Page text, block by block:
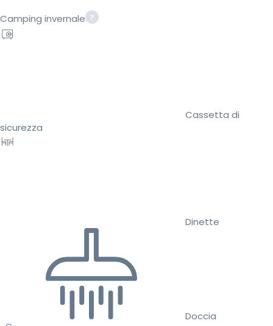
Camping invernale
Cassetta di
sicurezza
Dinette
Doccia